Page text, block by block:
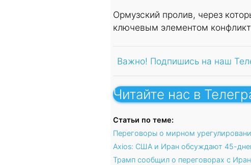
Ормузский пролив, через
ключевым элементом
Важно! Подпишись на наш
Читайте нас в
Статьи по теме:
Переговоры о мирном
Axios: США и Иран обсуждают 45-
Трамп сообщил о переговорах с